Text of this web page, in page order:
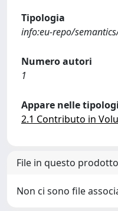
Tipologia
info:eu-repo/
Numero autori
1
Appare nelle
2.1 Contributo in
File in questo
Non ci sono file